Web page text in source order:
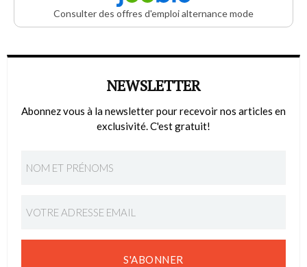
Consulter des offres d'emploi alternance mode
NEWSLETTER
Abonnez vous à la newsletter pour recevoir nos articles en
exclusivité. C'est gratuit!
S'ABONNER